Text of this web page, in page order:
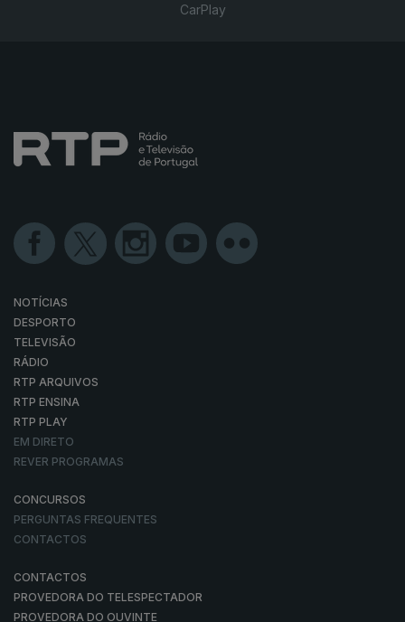
CarPlay
NOTÍCIAS
DESPORTO
TELEVISÃO
RÁDIO
RTP ARQUIVOS
RTP ENSINA
RTP PLAY
EM DIRETO
REVER PROGRAMAS
CONCURSOS
PERGUNTAS FREQUENTES
CONTACTOS
CONTACTOS
PROVEDORA DO TELESPECTADOR
PROVEDORA DO OUVINTE